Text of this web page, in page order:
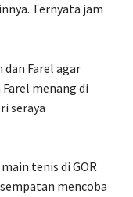
Ternyata jam
dan Farel agar
Farel menang di
seraya
tenis di GOR
mencoba